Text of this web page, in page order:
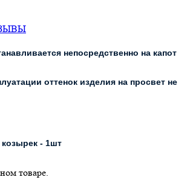
непосредственно на капот
оттенок изделия на просвет не
- 1шт
товаре.